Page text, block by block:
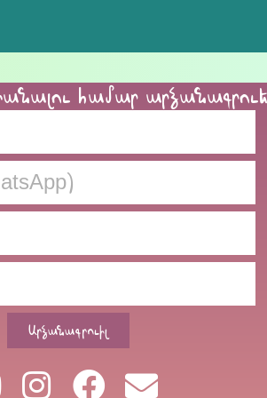
համար
Արձանագրուիլ